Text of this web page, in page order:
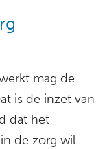
mag de
is de inzet van
dat het
de zorg wil